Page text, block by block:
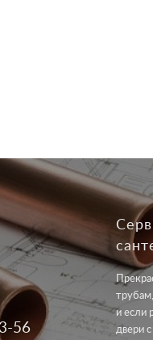
56
и если
двери